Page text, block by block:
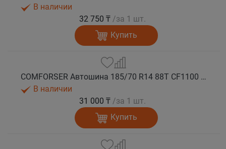
В наличии
32 750 ₸ /за 1 шт.
Купить
COMFORSER Автошина 185/70 R14 88T CF1100 OWL лето
В наличии
31 000 ₸ /за 1 шт.
Купить